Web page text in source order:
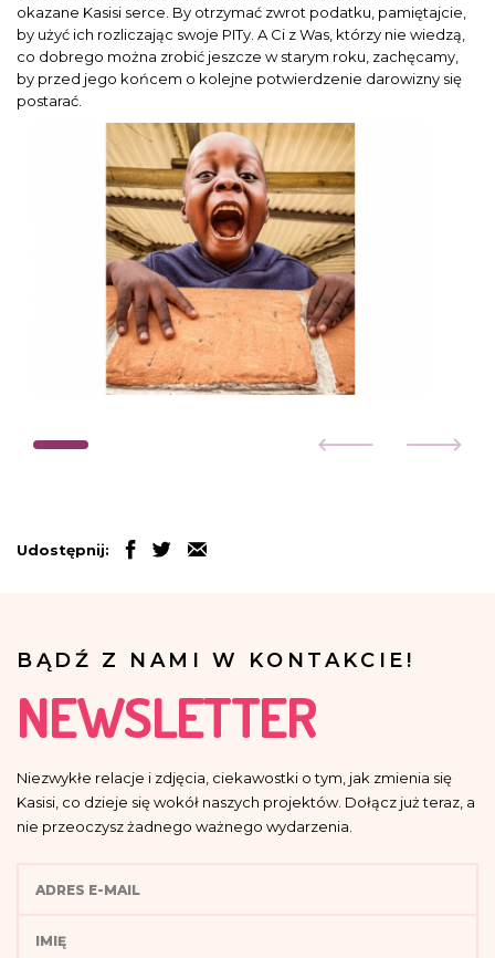
okazane Kasisi serce. By otrzymać zwrot podatku, pamiętajcie,
by użyć ich rozliczając swoje PITy. A Ci z Was, którzy nie wiedzą,
co dobrego można zrobić jeszcze w starym roku, zachęcamy,
by przed jego końcem o kolejne potwierdzenie darowizny się
postarać.
Udostępnij:
BĄDŹ Z NAMI W KONTAKCIE!
NEWSLETTER
Niezwykłe relacje i zdjęcia, ciekawostki o tym, jak zmienia się
Kasisi, co dzieje się wokół naszych projektów. Dołącz już teraz, a
nie przeoczysz żadnego ważnego wydarzenia.